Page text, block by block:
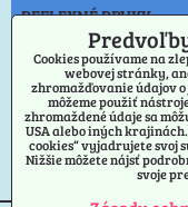
REFLEXNÉ PRVKY
SVIETIDLO
NOŽE
OSTATNÉ
Cookies používame na
webovej stránky,
zhromažďovanie údajov
môžeme použiť
zhromaždené údaje sa
USA alebo iných
cookies“ vyjadrujete svoj
Nižšie môžete nájsť
svoje